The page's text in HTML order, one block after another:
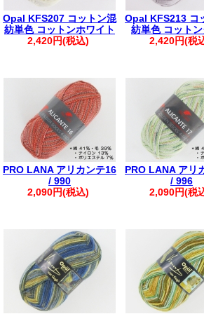
Opal KFS207 コットン混
紡単色 コットンホワイト
2,420円(税込)
Opal KFS213 コ
紡単色 コット
2,420円(税
PRO LANA アリカンテ16
/ 990
2,090円(税込)
PRO LANA アリ
/ 996
2,090円(税